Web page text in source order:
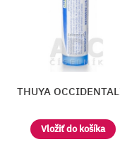
THUYA
Vložiť do košíka